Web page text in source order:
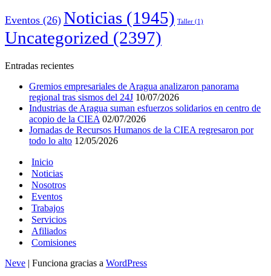
Eventos (26) Noticias (1945) Taller (1)
Uncategorized (2397)
Entradas recientes
Gremios empresariales de Aragua analizaron panorama
regional tras sismos del 24J 10/07/2026
Industrias de Aragua suman esfuerzos solidarios en centro de
acopio de la CIEA 02/07/2026
Jornadas de Recursos Humanos de la CIEA regresaron por
todo lo alto 12/05/2026
Inicio
Noticias
Nosotros
Eventos
Trabajos
Servicios
Afiliados
Comisiones
Neve | Funciona gracias a WordPress